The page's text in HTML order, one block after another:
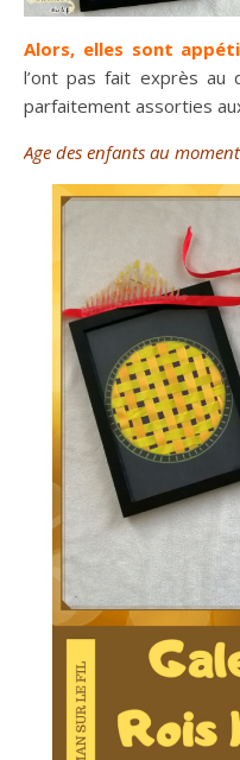
Alors, elles sont
l’ont pas fait exprès au
parfaitement assorties
Age des enfants au